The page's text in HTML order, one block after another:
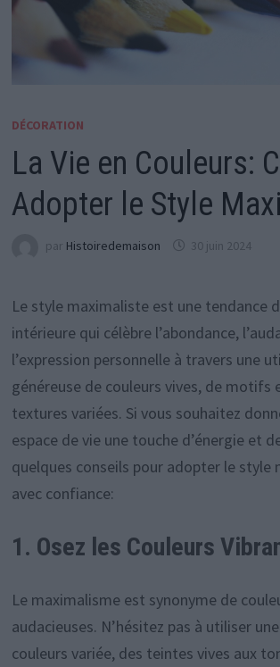
DÉCORATION
La Vie en Couleurs:
Adopter le Style
par Histoiredemaison 30 juin 2024
Le style maximaliste est une tendance
intérieure qui célèbre l’abondance,
l’expression personnelle à travers une
généreuse de couleurs vives, de motifs
textures variées. Si vous souhaitez
espace de vie une touche d’énergie et
quelques conseils pour adopter le style
avec confiance:
1. Osez les Couleurs
Le maximalisme est synonyme de
audacieuses. N’hésitez pas à utiliser
couleurs variée, des teintes vives aux